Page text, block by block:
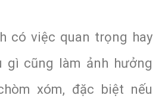
có việc quan trọng hay
gì cũng làm ảnh hưởng
xóm, đặc biệt nếu